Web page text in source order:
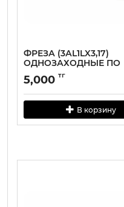
ФРЕЗА (3АL1LX3,17)
ОДНОЗАХОДНЫЕ ПО
АЛЮМИНИЮ
5,000 тг
В корзину